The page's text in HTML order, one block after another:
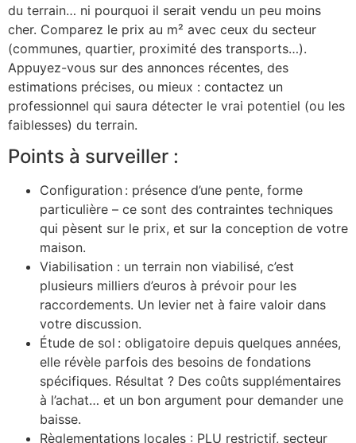
du terrain… ni pourquoi il serait vendu un peu moins
cher. Comparez le prix au m² avec ceux du secteur
(communes, quartier, proximité des transports…).
Appuyez-vous sur des annonces récentes, des
estimations précises, ou mieux : contactez un
professionnel qui saura détecter le vrai potentiel (ou les
faiblesses) du terrain.
Points à surveiller :
Configuration : présence d’une pente, forme
particulière – ce sont des contraintes techniques
qui pèsent sur le prix, et sur la conception de votre
maison.
Viabilisation : un terrain non viabilisé, c’est
plusieurs milliers d’euros à prévoir pour les
raccordements. Un levier net à faire valoir dans
votre discussion.
Étude de sol : obligatoire depuis quelques années,
elle révèle parfois des besoins de fondations
spécifiques. Résultat ? Des coûts supplémentaires
à l’achat… et un bon argument pour demander une
baisse.
Règlementations locales : PLU restrictif, secteur